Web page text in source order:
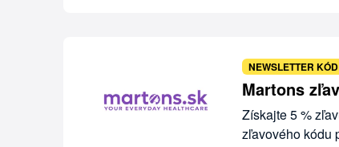
NEWSLETTER KÓD
Martons
Získajte 5 %
zľavového kódu